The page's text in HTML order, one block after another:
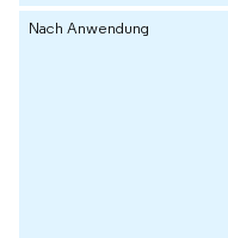
Nach Anwendung